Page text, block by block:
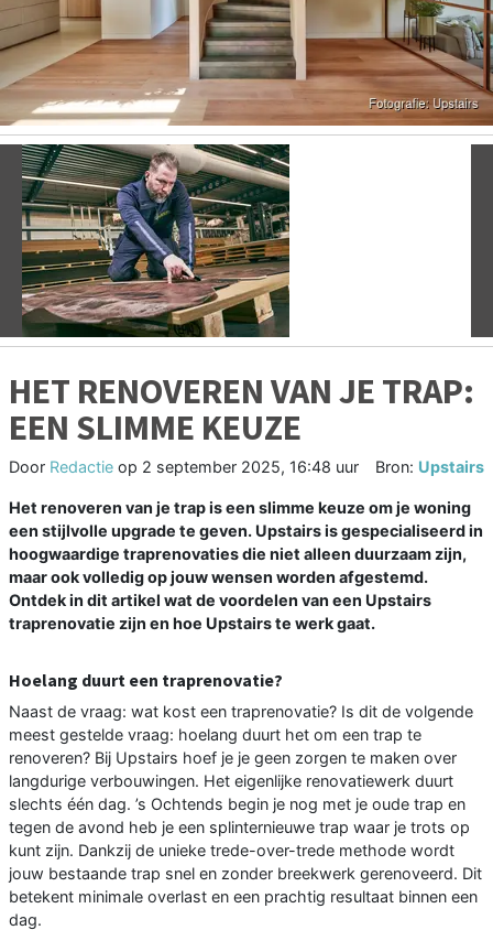
Vorige
HET RENOVEREN VAN JE TRAP:
EEN SLIMME KEUZE
Door Redactie op 2 september 2025, 16:48 uur Bron: Upstairs
Het renoveren van je trap is een slimme keuze om je woning
een stijlvolle upgrade te geven. Upstairs is gespecialiseerd in
hoogwaardige traprenovaties die niet alleen duurzaam zijn,
maar ook volledig op jouw wensen worden afgestemd.
Ontdek in dit artikel wat de voordelen van een Upstairs
traprenovatie zijn en hoe Upstairs te werk gaat.
Hoelang duurt een traprenovatie?
Naast de vraag: wat kost een traprenovatie? Is dit de volgende
meest gestelde vraag: hoelang duurt het om een trap te
renoveren? Bij Upstairs hoef je je geen zorgen te maken over
langdurige verbouwingen. Het eigenlijke renovatiewerk duurt
slechts één dag. ’s Ochtends begin je nog met je oude trap en
tegen de avond heb je een splinternieuwe trap waar je trots op
kunt zijn. Dankzij de unieke trede-over-trede methode wordt
jouw bestaande trap snel en zonder breekwerk gerenoveerd. Dit
betekent minimale overlast en een prachtig resultaat binnen een
dag.